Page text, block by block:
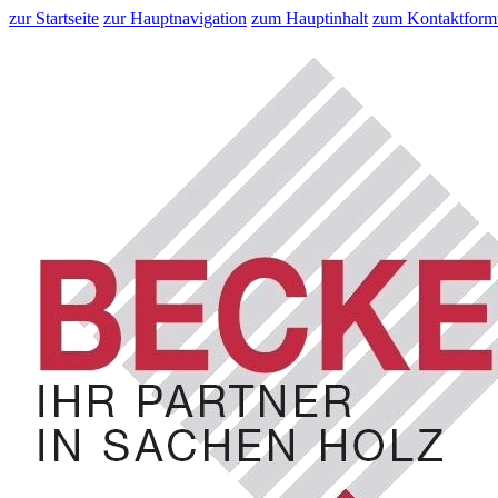
zur Startseite zur Hauptnavigation zum Hauptinhalt zum